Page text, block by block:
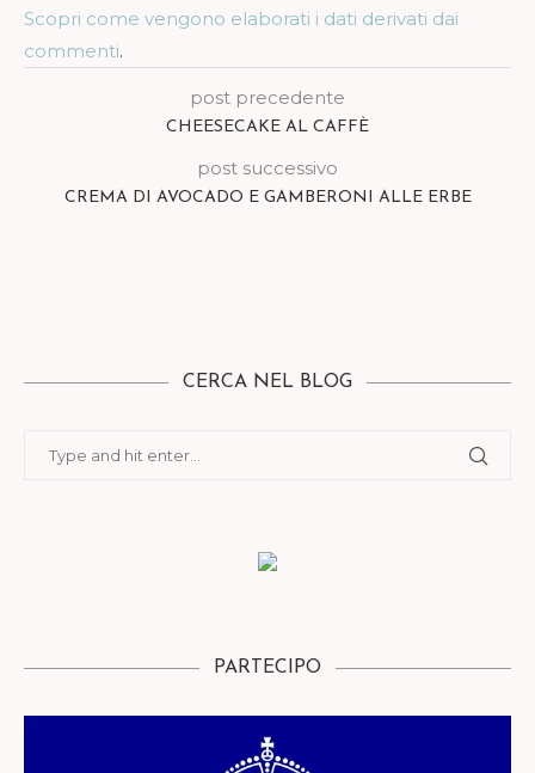
Scopri come vengono elaborati i dati derivati dai
commenti.
post precedente
CHEESECAKE AL CAFFÈ
post successivo
CREMA DI AVOCADO E GAMBERONI ALLE ERBE
CERCA NEL BLOG
PARTECIPO